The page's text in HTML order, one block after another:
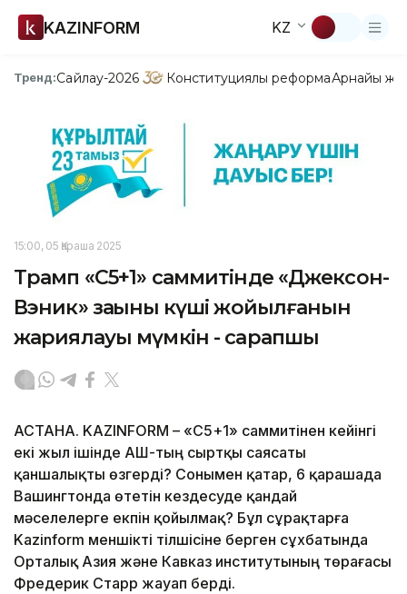
KAZINFORM KZ
Тренд:Сайлау-2026 Конституциялық реформаАрнайы
15:00, 05 Қараша 2025
Трамп «C5+1» саммитінде «Джексон-
Вэник» заңының күші жойылғанын
жариялауы мүмкін - сарапшы
АСТАНА. KAZINFORM – «С5+1» саммитінен кейінгі
екі жыл ішінде АҚШ-тың сыртқы саясаты
қаншалықты өзгерді? Сонымен қатар, 6 қарашада
Вашингтонда өтетін кездесуде қандай
мәселелерге екпін қойылмақ? Бұл сұрақтарға
Kazinform меншікті тілшісіне берген сұхбатында
Орталық Азия және Кавказ институтының төрағасы
Фредерик Старр жауап берді.